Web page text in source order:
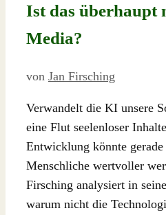
Ist das überhaupt
Media?
von Jan Firsching
Verwandelt die KI unsere
eine Flut seelenloser
Entwicklung könnte gerade
Menschliche wertvoller
Firsching analysiert in
warum nicht die